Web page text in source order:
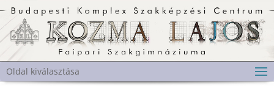
Oldal kiválasztása